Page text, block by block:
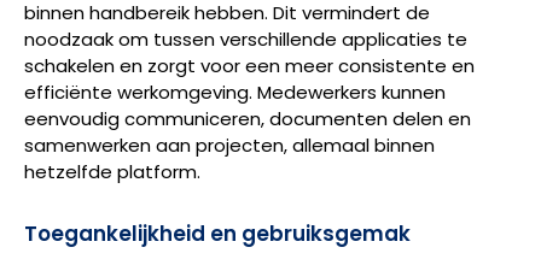
binnen handbereik hebben. Dit vermindert de
noodzaak om tussen verschillende applicaties te
schakelen en zorgt voor een meer consistente en
efficiënte werkomgeving. Medewerkers kunnen
eenvoudig communiceren, documenten delen en
samenwerken aan projecten, allemaal binnen
hetzelfde platform.
Toegankelijkheid en gebruiksgemak